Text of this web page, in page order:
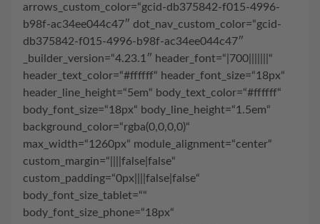
arrows_custom_color=“gcid-db375842-f015-4996-
b98f-ac34ee044c47″ dot_nav_custom_color=“gcid-
db375842-f015-4996-b98f-ac34ee044c47″
_builder_version=“4.23.1″ header_font=“|700|||||||“
header_text_color=“#ffffff“ header_font_size=“18px“
header_line_height=“5em“ body_text_color=“#ffffff“
body_font_size=“18px“ body_line_height=“1.5em“
background_color=“rgba(0,0,0,0)“
max_width=“1260px“ module_alignment=“center“
custom_margin=“||||false|false“
custom_padding=“0px||||false|false“
body_font_size_tablet=““
body_font_size_phone=“18px“